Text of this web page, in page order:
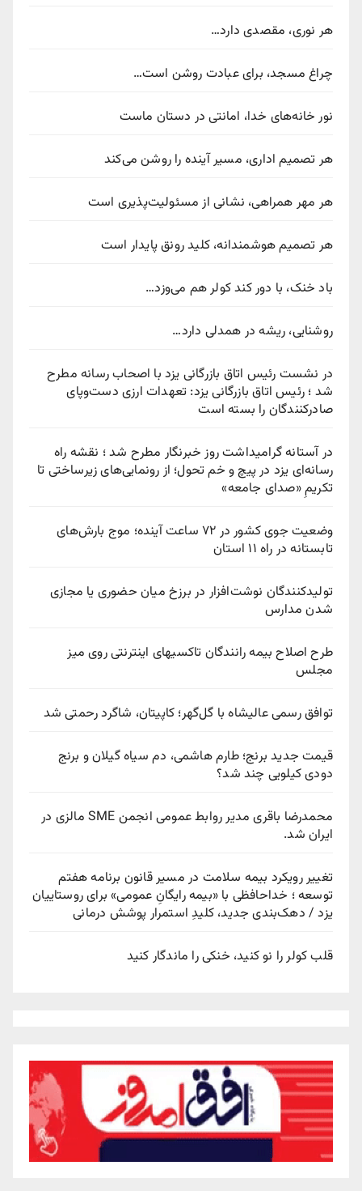
هر نوری، مقصدی دارد…
چراغ مسجد، برای عبادت روشن است…
نور خانه‌های خدا، امانتی در دستان ماست
هر تصمیم اداری، مسیر آینده را روشن می‌کند
هر مهر همراهی، نشانی از مسئولیت‌پذیری است
هر تصمیم هوشمندانه، کلید رونق پایدار است
باد خنک، با دور کند کولر هم می‌وزد…
روشنایی، ریشه در همدلی دارد…
در نشست رئیس اتاق بازرگانی یزد با اصحاب رسانه مطرح
شد ؛ رئیس اتاق بازرگانی یزد: تعهدات ارزی دست‌وپای
صادرکنندگان را بسته است
در آستانه گرامیداشت روز خبرنگار مطرح شد ؛ نقشه راه
رسانه‌ای یزد در پیچ‌ و خم تحول؛ از رونمایی‌های زیرساختی تا
تکریمِ «صدای جامعه»
وضعیت جوی کشور در ۷۲ ساعت آینده؛ موج بارش‌های
تابستانه در راه ۱۱ استان
تولیدکنندگان نوشت‌افزار در برزخ میان حضوری یا مجازی
شدن مدارس
طرح اصلاح بیمه رانندگان تاکسیهای اینترنتی روی میز
مجلس
توافق رسمی عالیشاه با گل‌گهر؛ کاپیتان، شاگرد رحمتی شد
قیمت جدید برنج؛ طارم هاشمی، دم سیاه گیلان و برنج
دودی کیلویی چند شد؟
محمدرضا باقری مدیر روابط عمومی انجمن SME مالزی در
ایران شد.
تغییر رویکرد بیمه سلامت در مسیر قانون برنامه هفتم
توسعه ؛ خداحافظی با «بیمه رایگانِ عمومی» برای روستاییان
یزد / دهک‌بندی جدید، کلیدِ استمرار پوشش درمانی
قلب کولر را نو کنید، خنکی را ماندگار کنید